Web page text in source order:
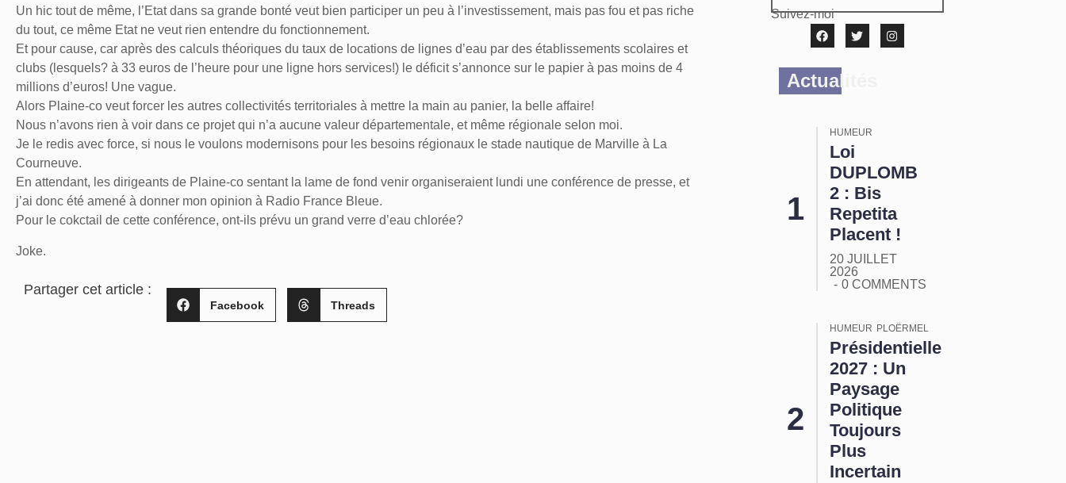
Un hic tout de même, l’Etat dans sa grande bonté veut bien participer un peu à l’investissement, mais pas fou et pas riche
du tout, ce même Etat ne veut rien entendre du fonctionnement.
Et pour cause, car après des calculs théoriques du taux de locations de lignes d’eau par des établissements scolaires et
clubs (lesquels? à 33 euros de l’heure pour une ligne hors services!) le déficit s’annonce sur le papier à pas moins de 4
millions d’euros! Une vague.
Alors Plaine-co veut forcer les autres collectivités territoriales à mettre la main au panier, la belle affaire!
Nous n’avons rien à voir dans ce projet qui n’a aucune valeur départementale, et même régionale selon moi.
Je le redis avec force, si nous le voulons modernisons pour les besoins régionaux le stade nautique de Marville à La
Courneuve.
En attendant, les dirigeants de Plaine-co sentant la lame de fond venir organiseraient lundi une conférence de presse, et
j’ai donc été amené à donner mon opinion à Radio France Bleue.
Pour le cokctail de cette conférence, ont-ils prévu un grand verre d’eau chlorée?
Joke.
Partager cet article :
Facebook Threads
Suivez-moi
Actualités
HUMEUR
Loi
DUPLOMB
2 : Bis
Repetita
Placent !
20 JUILLET
2026
0 COMMENTS
HUMEUR PLOËRMEL
Présidentielle
2027 : Un
Paysage
Politique
Toujours
Plus
Incertain